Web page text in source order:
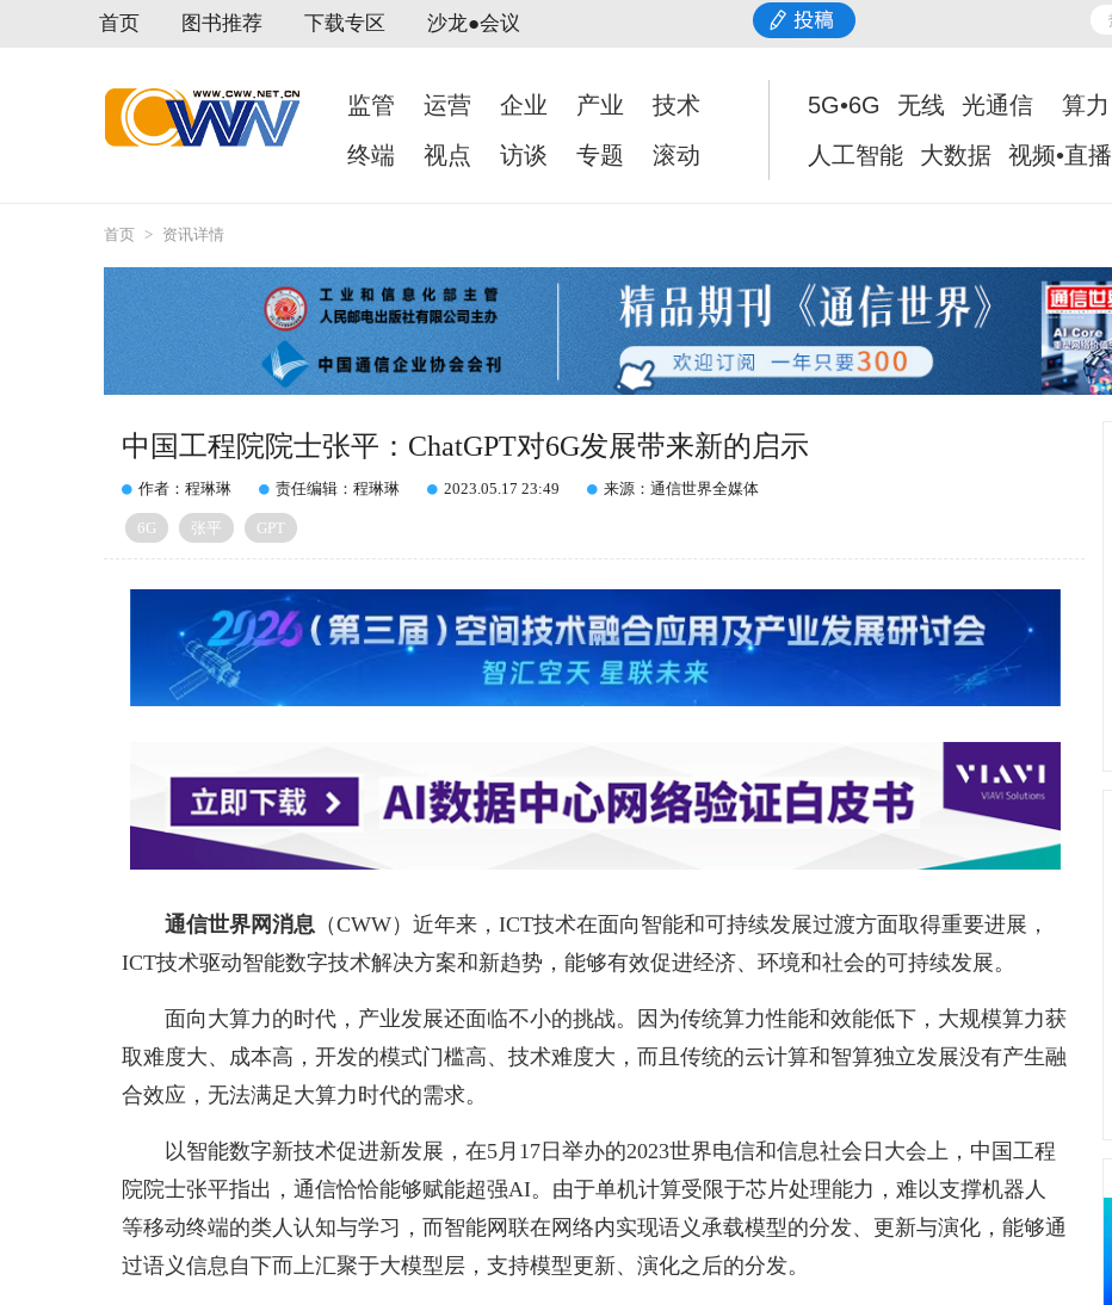
首页 图书推荐 下载专区 沙龙●会议
监管 运营 企业 产业
技术
终端
视点 访谈 专题 滚动
5G•6G 无线 光通信
算力
人工智能
大数据 视频•直播
首页 > 资讯详情
中国工程院院士张平：ChatGPT对6G发展带来新的启示
作者：程琳琳 责任编辑：程琳琳 2023.05.17 23:49 来源：通信世界全媒体
6G 张平 GPT
通信世界网消息 （CWW） 近年来，ICT技术在面向智能和可持续发展过渡方面取得重要进展，
ICT技术驱动智能数字技术解决方案和新趋势，能够有效促进经济、环境和社会的可持续发展。
面向大算力的时代，产业发展还面临不小的挑战。因为传统算力性能和效能低下，大规模算力获
取难度大、成本高，开发的模式门槛高、技术难度大，而且传统的云计算和智算独立发展没有产生融
合效应，无法满足大算力时代的需求。
以智能数字新技术促进新发展，在5月17日举办的2023世界电信和信息社会日大会上，中国工程
院院士张平指出，通信恰恰能够赋能超强AI。由于单机计算受限于芯片处理能力，难以支撑机器人
等移动终端的类人认知与学习，而智能网联在网络内实现语义承载模型的分发、更新与演化，能够通
过语义信息自下而上汇聚于大模型层，支持模型更新、演化之后的分发。